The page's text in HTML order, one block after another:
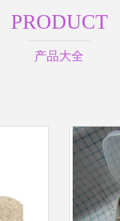
PRODUCT
产品大全